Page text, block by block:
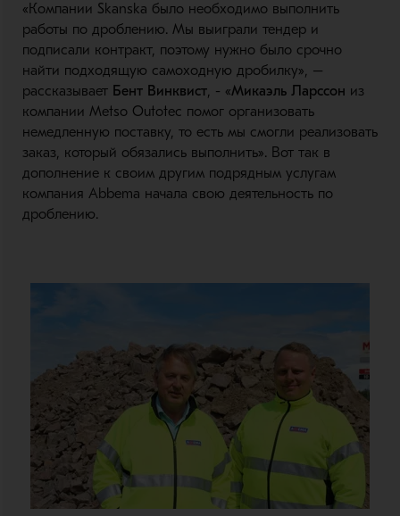
«Компании Skanska было необходимо выполнить
работы по дроблению. Мы выиграли тендер и
подписали контракт, поэтому нужно было срочно
найти подходящую самоходную дробилку», –
рассказывает Бент Винквист, - «Микаэль Ларсcон из
компании Metso Outotec помог организовать
немедленную поставку, то есть мы смогли реализовать
заказ, который обязались выполнить». Вот так в
дополнение к своим другим подрядным услугам
компания Abbema начала свою деятельность по
дроблению.